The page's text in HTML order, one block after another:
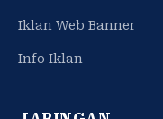
Iklan Web Banner
Info Iklan